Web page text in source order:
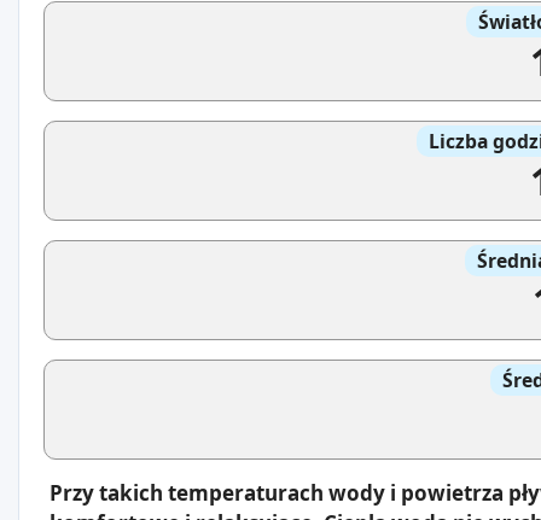
Liczba
Przy takich temperaturach wody i powietrza